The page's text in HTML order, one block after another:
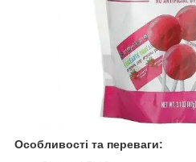
Особливості та переваги: